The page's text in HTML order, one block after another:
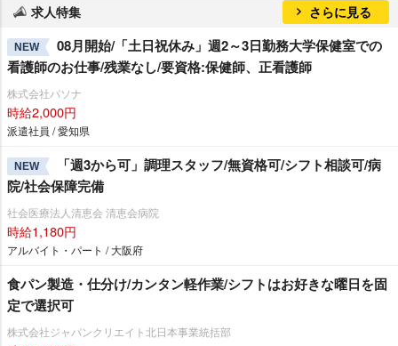
求人特集 さらに見る
NEW
08月開始/「土日祝休み」週2～3日勤務大学保健室での
看護師のお仕事/残業なし/要資格:保健師、正看護師
株式会社パソナ
時給2,000円
派遣社員 / 愛知県
NEW
「週3から可」調理スタッフ/無資格可/シフト相談可/病
院/社会保障完備
社会医療法人清恵会 清恵会病院
時給1,180円
アルバイト・パート / 大阪府
食パン製造・仕分け/カンタン軽作業/シフトはお好きな曜日を固
定で選択可
株式会社ジャパンクリエイト北日本事業統括部